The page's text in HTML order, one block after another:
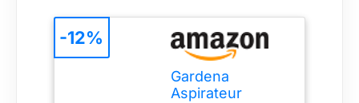
Gardena
Aspirateur
-12%